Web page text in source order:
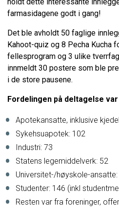
holdt dette interessante
farmasidagene godt i gang!
Det ble avholdt 50 faglige
Kahoot-quiz og 8 Pecha Kucha
fellesprogram og 3 ulike
innmeldt 30 postere som ble
i de store pausene.
Fordelingen på deltagelse
Apotekansatte, inklusive
Sykehsuapotek: 102
Industri: 73
Statens legemiddelverk: 52
Universitet-/høyskole-ansatte:
Studenter: 146 (inkl
Resten var fra foreninger,